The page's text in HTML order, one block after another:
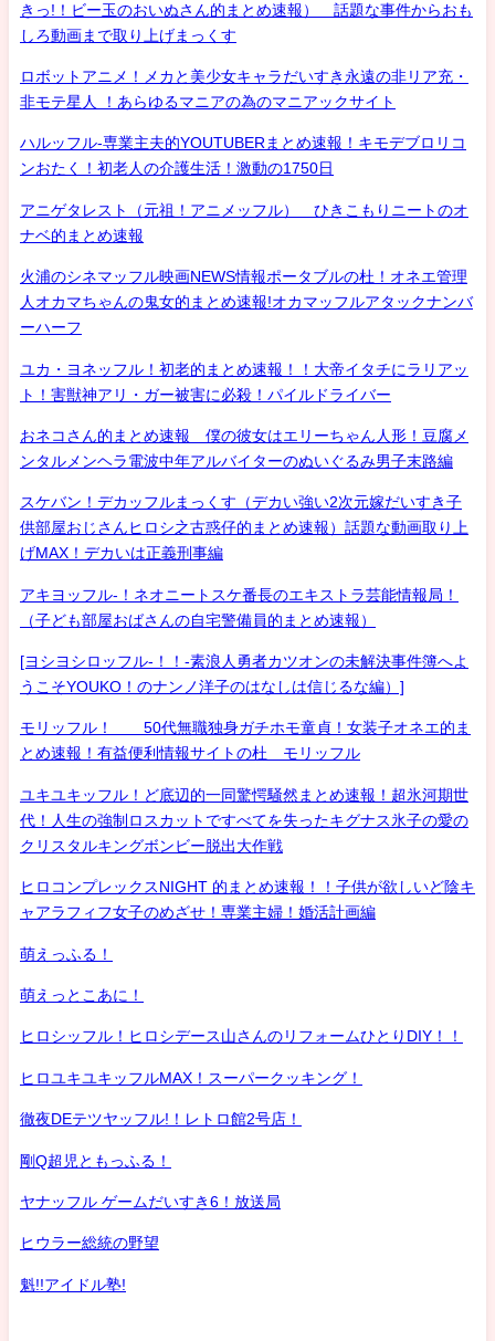
きっ!！ビー玉のおいぬさん的まとめ速報） 話題な事件からおも
しろ動画まで取り上げまっくす
ロボットアニメ！メカと美少女キャラだいすき永遠の非リア充・
非モテ星人 ！あらゆるマニアの為のマニアックサイト
ハルッフル-専業主夫的YOUTUBERまとめ速報！キモデブロリコ
ンおたく！初老人の介護生活！激動の1750日
アニゲタレスト（元祖！アニメッフル） ひきこもりニートのオ
ナベ的まとめ速報
火浦のシネマッフル映画NEWS情報ポータブルの杜！オネエ管理
人オカマちゃんの鬼女的まとめ速報!オカマッフルアタックナンバ
ーハーフ
ユカ・ヨネッフル！初老的まとめ速報！！大帝イタチにラリアッ
ト！害獣神アリ・ガー被害に必殺！パイルドライバー
おネコさん的まとめ速報 僕の彼女はエリーちゃん人形！豆腐メ
ンタルメンヘラ電波中年アルバイターのぬいぐるみ男子末路編
スケバン！デカッフルまっくす（デカい強い2次元嫁だいすき子
供部屋おじさんヒロシ之古惑仔的まとめ速報）話題な動画取り上
げMAX！デカいは正義刑事編
アキヨッフル-！ネオニートスケ番長のエキストラ芸能情報局！
（子ども部屋おばさんの自宅警備員的まとめ速報）
[ヨシヨシロッフル-！！-素浪人勇者カツオンの未解決事件簿へよ
うこそYOUKO！のナンノ洋子のはなしは信じるな編）]
モリッフル！ 50代無職独身ガチホモ童貞！女装子オネエ的ま
とめ速報！有益便利情報サイトの杜 モリッフル
ユキユキッフル！ど底辺的一同驚愕騒然まとめ速報！超氷河期世
代！人生の強制ロスカットですべてを失ったキグナス氷子の愛の
クリスタルキングボンビー脱出大作戦
ヒロコンプレックスNIGHT 的まとめ速報！！子供が欲しいど陰キ
ャアラフィフ女子のめざせ！専業主婦！婚活計画編
萌えっふる！
萌えっとこあに！
ヒロシッフル！ヒロシデース山さんのリフォームひとりDIY！！
ヒロユキユキッフルMAX！スーパークッキング！
徹夜DEテツヤッフル!！レトロ館2号店！
剛Q超児ともっふる！
ヤナッフル ゲームだいすき6！放送局
ヒウラー総統の野望
魁!!アイドル塾!